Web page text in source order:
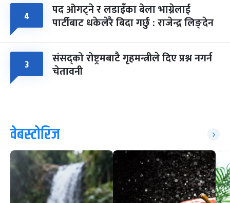
४ पद ओगट्ने र लडाइँका बेला भाग्नेलाई
पार्टीबाट धकेलेरै बिदा गर्छु : राजेन्द्र लिङ्देन
३ संसद्को रोष्ट्रमबाटै गृहमन्त्रीले दिए प्रश्न नगर्न
चेतावनी
वेबस्टोरिज